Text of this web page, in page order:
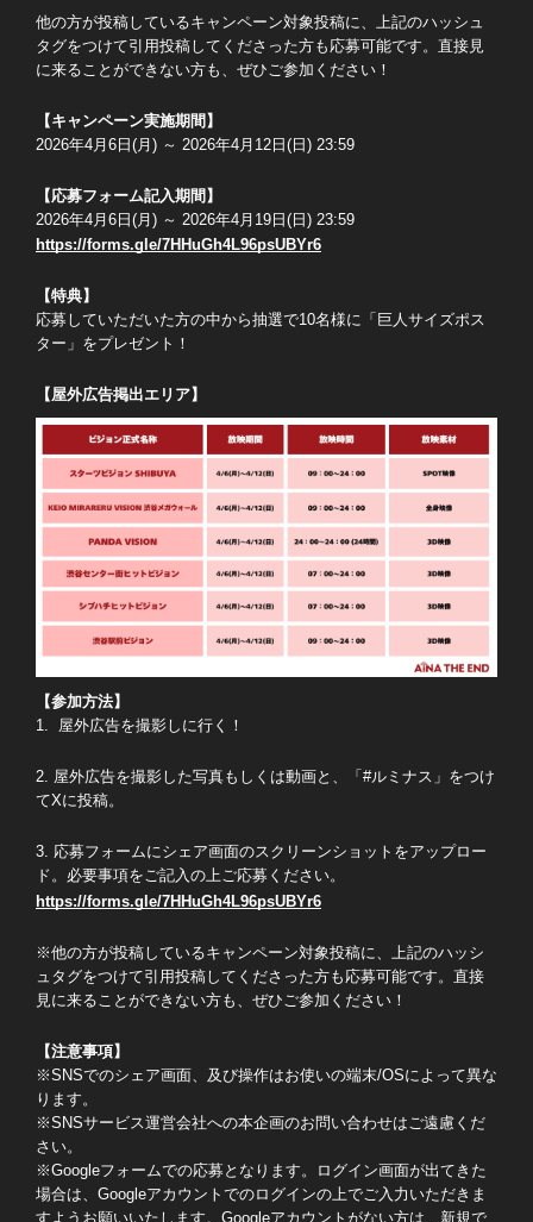
他の方が投稿しているキャンペーン対象投稿に、上記のハッシュ
タグをつけて引用投稿してくださった方も応募可能です。直接見
に来ることができない方も、ぜひご参加ください！
【キャンペーン実施期間】
2026年4月6日(月) ～ 2026年4月12日(日) 23:59
【応募フォーム記入期間】
2026年4月6日(月) ～ 2026年4月19日(日) 23:59
https://forms.gle/7HHuGh4L96psUBYr6
【特典】
応募していただいた方の中から抽選で10名様に「巨人サイズポス
ター」をプレゼント！
【屋外広告掲出エリア】
【参加方法】
1. 屋外広告を撮影しに行く！
2. 屋外広告を撮影した写真もしくは動画と、「#ルミナス」をつけ
てXに投稿。
3. 応募フォームにシェア画面のスクリーンショットをアップロー
ド。必要事項をご記入の上ご応募ください。
https://forms.gle/7HHuGh4L96psUBYr6
※他の方が投稿しているキャンペーン対象投稿に、上記のハッシ
ュタグをつけて引用投稿してくださった方も応募可能です。直接
見に来ることができない方も、ぜひご参加ください！
【注意事項】
※SNSでのシェア画面、及び操作はお使いの端末/OSによって異な
ります。
※SNSサービス運営会社への本企画のお問い合わせはご遠慮くだ
さい。
※Googleフォームでの応募となります。ログイン画面が出てきた
場合は、Googleアカウントでのログインの上でご入力いただきま
すようお願いいたします。Googleアカウントがない方は、新規で